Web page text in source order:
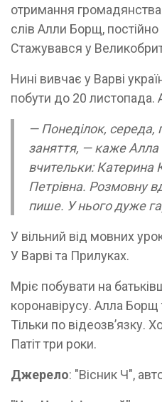
отримання громадянства.
слів Алли Борщ, постійно
Стажувався у
Нині вивчає у Варві
побути до 20 листопада.
— Понеділок, середа,
заняття, — каже Алла
вчительки: Катерина
Петрівна. Розмовну
пише. У нього дуже
У вільний від мовних
У Варві та Прилуках.
Мріє побувати на
коронавірусу. Алла Борщ
Тільки по відеозв’язку.
Патіт три роки.
Джерело: "Вісник Ч",